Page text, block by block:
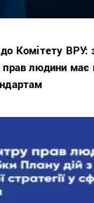
Комітету ВРУ:
людини має